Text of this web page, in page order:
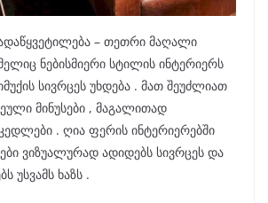
– თეთრი მაღალი
ნებისმიერი სტილის ინტერიერს
სივრცეს უხდება . მათ შეუძლიათ
მინუსები , მაგალითად
. ღია ფერის ინტერიერებში
ვიზუალურად ადიდებს სივრცეს და
უსვამს ხაზს .